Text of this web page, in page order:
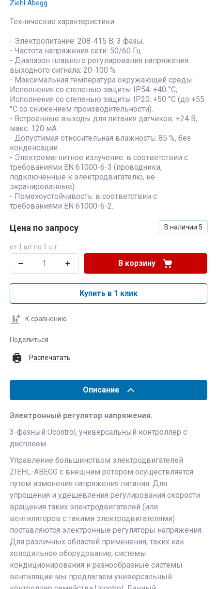
Ziehl Abegg
Технические характеристики:
- Электропитание: 208-415 В, 3 фазы.
- Частота напряжения сети: 50/60 Гц
- Диапазон плавного регулирования напряжения
выходного сигнала: 20-100 %
- Максимальная температура окружающей среды:
Исполнения со степенью защиты IP54: +40 °C;
Исполнения со степенью защиты IP20: +50 °C (до +55
°С со снижением производительности).
- Встроенные выходы для питания датчиков: +24 В,
макс. 120 мА
- Допустимая относительная влажность: 85 %, без
конденсации.
- Электромагнитное излучение: в соответствии с
требованиями EN 61000-6-3 (проводники,
подключенные к электродвигателю, не
экранированные).
- Помехоустойчивость: в соответствии с
требованиями EN 61000-6-2.
В наличии 5
Цена по запросу
от 1 шт по 1 шт
В корзину
Купить в 1 клик
К сравнению
Поделиться
Распечатать
Описание
Электронный регулятор напряжения.
3-фазный Ucontrol, универсальный контроллер с
дисплеем.
Управление большинством электродвигателей
ZIEHL-ABEGG с внешним ротором осуществляется
путем изменения напряжения питания. Для
упрощения и удешевления регулирования скорости
вращения таких электродвигателей (или
вентиляторов с такими электродвигателями)
поставляются электронные регуляторы напряжения.
Для различных областей применения, таких как
холодильное оборудование, системы
кондиционирования и разнообразные системы
вентиляции мы предлагаем универсальный